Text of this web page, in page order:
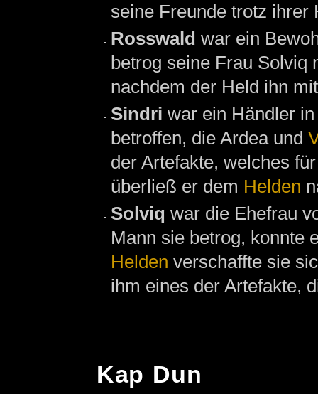
seine Freunde trotz ihrer
Rosswald war ein
betrog seine Frau Solviq
nachdem der Held ihn
Sindri war ein Händler in
betroffen, die Ardea und
der Artefakte, welches
überließ er dem Helden
Solviq war die Ehefrau
Mann sie betrog, konnte
Helden verschaffte sie
ihm eines der Artefakte,
Kap Dun